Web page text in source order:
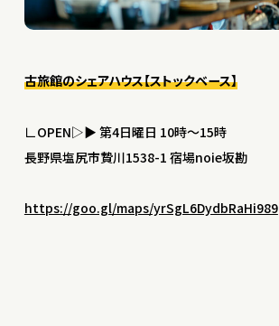
古旅館のシェアハウス【ストックベース】
∟OPEN▷▶︎ 第4日曜日 10時〜15時
長野県塩尻市贄川1538-1 宿場noie坂勘
https://goo.gl/maps/yrSgL6DydbRaHi989